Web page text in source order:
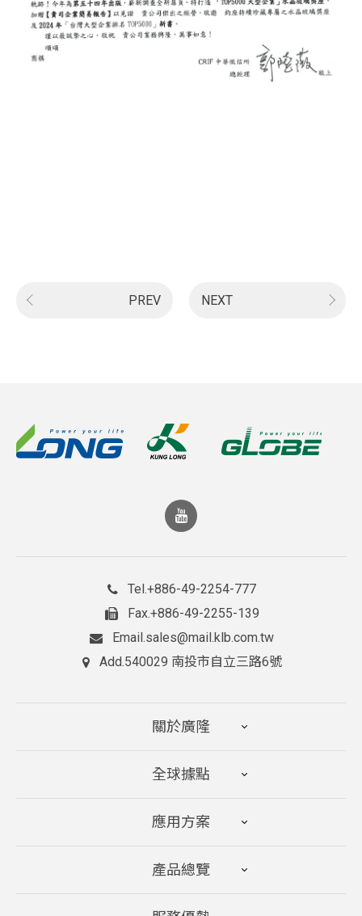
PREV NEXT
Tel.+886-49-2254-777
Fax.+886-49-2255-139
Email.sales@mail.klb.com.tw
Add.540029 南投市自立三路6號
關於廣隆
全球據點
應用方案
產品總覽